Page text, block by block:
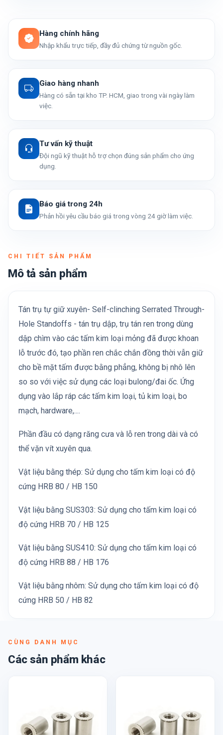
Hàng chính hãng
Nhập khẩu trực tiếp, đầy đủ chứng từ nguồn gốc.
Giao hàng nhanh
Hàng có sẵn tại kho TP. HCM, giao trong vài ngày làm
việc.
Tư vấn kỹ thuật
Đội ngũ kỹ thuật hỗ trợ chọn đúng sản phẩm cho ứng
dụng.
Báo giá trong 24h
Phản hồi yêu cầu báo giá trong vòng 24 giờ làm việc.
CHI TIẾT SẢN PHẨM
Mô tả sản phẩm
Tán trụ tự giữ xuyên- Self-clinching Serrated Through-
Hole Standoffs - tán trụ dập, trụ tán ren trong dùng
dập chìm vào các tấm kim loại mỏng đã được khoan
lỗ trước đó, tạo phần ren chắc chắn đồng thời vẫn giữ
cho bề mặt tấm được bằng phẳng, không bị nhô lên
so so với việc sử dụng các loại bulong/đai ốc. Ứng
dụng vào lắp ráp các tấm kim loại, tủ kim loại, bo
mạch, hardware,....
Phần đầu có dạng răng cưa và lỗ ren trong dài và có
thể vặn vít xuyên qua.
Vật liệu bằng thép: Sử dụng cho tấm kim loại có độ
cứng HRB 80 / HB 150
Vật liệu bằng SUS303: Sử dụng cho tấm kim loại có
độ cứng HRB 70 / HB 125
Vật liệu bằng SUS410: Sử dụng cho tấm kim loại có
độ cứng HRB 88 / HB 176
Vật liệu bằng nhôm: Sử dụng cho tấm kim loại có độ
cứng HRB 50 / HB 82
CÙNG DANH MỤC
Các sản phẩm khác